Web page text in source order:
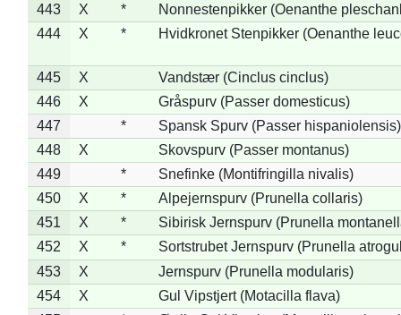
443
X *
Nonnestenpikker (Oenanthe
444
X * Hvidkronet Stenpikker (Oenanthe
445 X
Vandstær (Cinclus cinclus)
446
X
Gråspurv (Passer domesticus)
447
*
Spansk Spurv (Passer hispaniolensis)
448
X
Skovspurv (Passer montanus)
449
*
Snefinke (Montifringilla nivalis)
450
X *
Alpejernspurv (Prunella collaris)
451
X *
Sibirisk Jernspurv (Prunella
452
X *
Sortstrubet Jernspurv (Prunella
453
X
Jernspurv (Prunella modularis)
454
X
Gul Vipstjert (Motacilla flava)